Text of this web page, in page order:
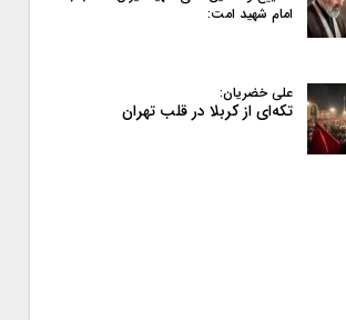
امام شهید امت:
علی خضریان:
تکه‌ای از کربلا در قلب تهران